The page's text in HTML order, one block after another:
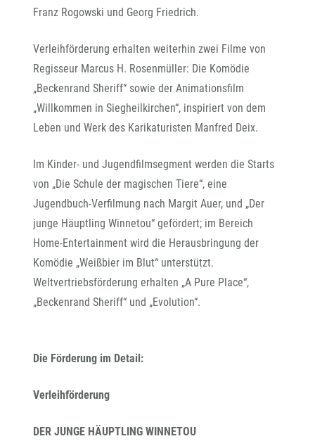
Franz Rogowski und Georg Friedrich.
Verleihförderung erhalten weiterhin zwei Filme von
Regisseur Marcus H. Rosenmüller: Die Komödie
„Beckenrand Sheriff“ sowie der Animationsfilm
„Willkommen in Siegheilkirchen“, inspiriert von dem
Leben und Werk des Karikaturisten Manfred Deix.
Im Kinder- und Jugendfilmsegment werden die Starts
von „Die Schule der magischen Tiere“, eine
Jugendbuch-Verfilmung nach Margit Auer, und „Der
junge Häuptling Winnetou“ gefördert; im Bereich
Home-Entertainment wird die Herausbringung der
Komödie „Weißbier im Blut“ unterstützt.
Weltvertriebsförderung erhalten „A Pure Place“,
„Beckenrand Sheriff“ und „Evolution“.
Die Förderung im Detail:
Verleihförderung
DER JUNGE HÄUPTLING WINNETOU